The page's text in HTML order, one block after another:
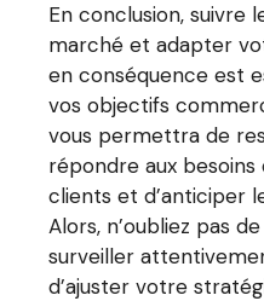
En conclusion, suivre
marché et adapter
en conséquence est
vos objectifs
vous permettra de
répondre aux
clients et d’anticiper
Alors, n’oubliez pas
surveiller
d’ajuster votre